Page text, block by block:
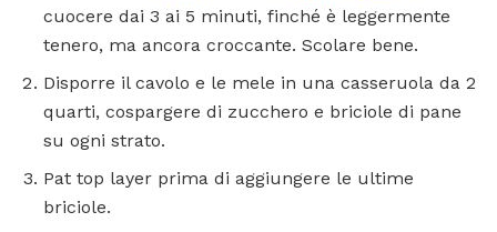
cuocere dai 3 ai 5 minuti, finché è leggermente
tenero, ma ancora croccante. Scolare bene.
Disporre il cavolo e le mele in una casseruola da 2
quarti, cospargere di zucchero e briciole di pane
su ogni strato.
Pat top layer prima di aggiungere le ultime
briciole.